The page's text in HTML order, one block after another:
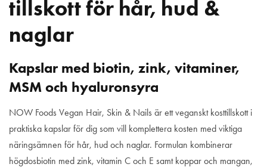
tillskott för hår, hud &
naglar
Kapslar med biotin, zink, vitaminer,
MSM och hyaluronsyra
NOW Foods Vegan Hair, Skin & Nails är ett veganskt kosttillskott i
praktiska kapslar för dig som vill komplettera kosten med viktiga
näringsämnen för hår, hud och naglar. Formulan kombinerar
högdosbiotin med zink, vitamin C och E samt koppar och mangan,